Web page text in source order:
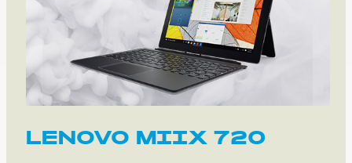
LENOVO MIIX 720